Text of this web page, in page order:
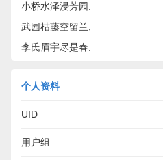
小桥水泽浸芳园.
武园枯藤空留兰,
李氏眉宇尽是春.
个人资料
UID
用户组